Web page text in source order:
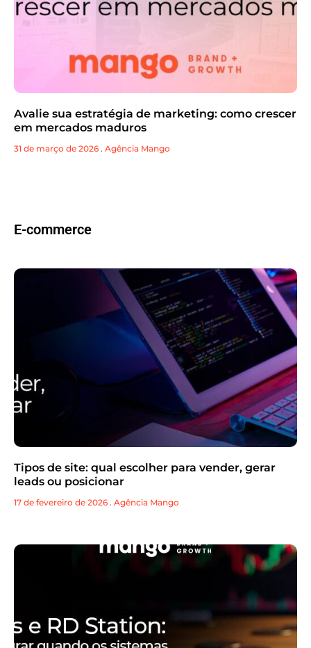
Avalie sua estratégia de marketing: como crescer
em mercados maduros
31 de março de 2026 . Agência Mango
E-commerce
Tipos de site: qual escolher para vender, gerar
leads ou posicionar
17 de fevereiro de 2026 . Agência Mango